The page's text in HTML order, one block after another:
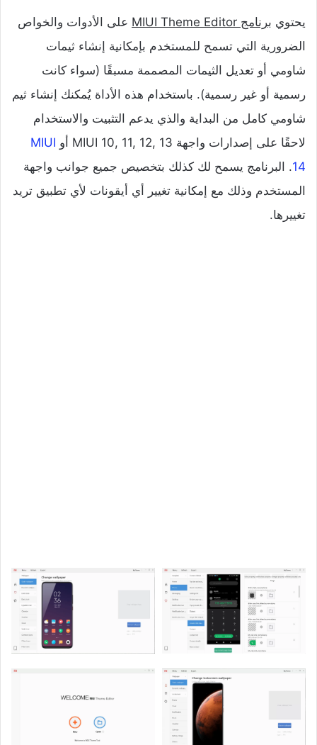
يحتوي برنامج MIUI Theme Editor
على الأدوات والخواص
الضرورية التي تسمح للمستخدم بإمكانية إنشاء ثيمات
شاومي أو تعديل الثيمات المصممة مسبقًا (سواء كانت
رسمية أو غير رسمية). باستخدام هذه الأداة يُمكنك إنشاء ثيم
شاومي كامل من البداية والذي يدعم التثبيت والاستخدام
لاحقًا على إصدارات واجهة MIUI 10, 11, 12, 13 أو
MIUI
14. البرنامج يسمح لك كذلك بتخصيص جميع جوانب واجهة
المستخدم وذلك مع إمكانية تغيير أي أيقونات لأي تطبيق تريد
تغييرها.